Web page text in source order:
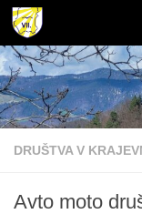
Open toolbar
Skip to content
DRUŠTVA V
Avto moto